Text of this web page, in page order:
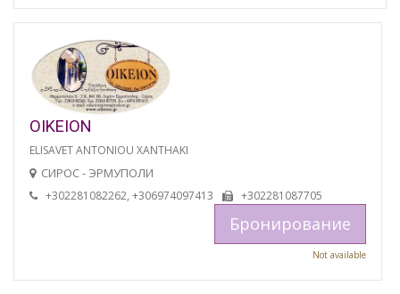
OIKEION
ELISAVET ANTONIOU XANTHAKI
СИРОС - ЭРМУПОЛИ
+302281082262, +306974097413 +302281087705
Бронирование
Not available